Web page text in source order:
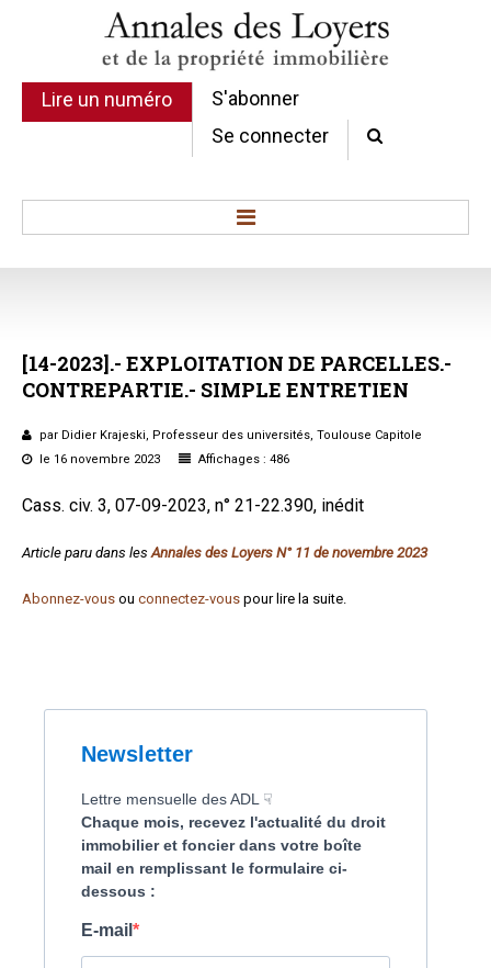
Lire un numéro
S'abonner
Se connecter
Sommaires
Chroniques
Etudes de texte
Réponses ministérielles
Formez-vous !
[14-2023].- EXPLOITATION DE PARCELLES.-
CONTREPARTIE.- SIMPLE ENTRETIEN
par Didier Krajeski, Professeur des universités, Toulouse Capitole
le 16 novembre 2023
Affichages : 486
Cass. civ. 3, 07-09-2023, n° 21-22.390, inédit
Article paru dans les Annales des Loyers N° 11 de novembre 2023
Abonnez-vous ou connectez-vous pour lire la suite.